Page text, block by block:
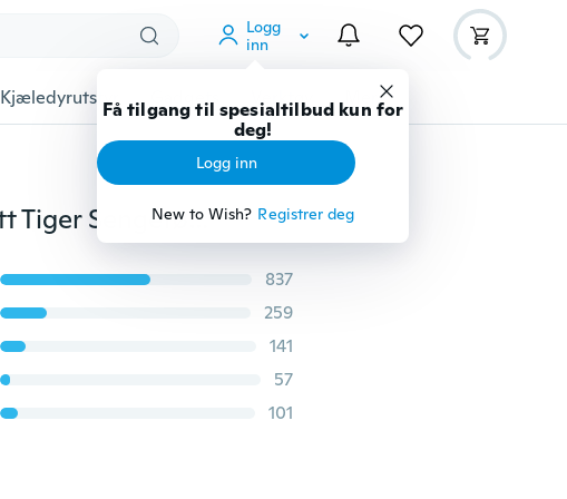
Logg
inn
Få tilgang til spesialtilbud kun for
deg!
Logg inn
New to Wish? Registrer deg
Kjæledyrutstyr Gadgets Verktøy
2019 New Fashion 100% bomull 3D naturtro hvitt Tiger Sengetøy Sett dynetrekk sett sett Putetrekk (Enkel / Twin / Dobbel / Full / Queen / King Size for Choice)
837
259
141
57
101